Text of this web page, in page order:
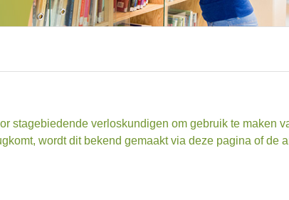
stagebiedende verloskundigen om gebruik te maken
wordt dit bekend gemaakt via deze pagina of de